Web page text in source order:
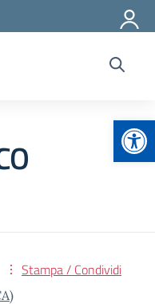
Stampa / Condividi